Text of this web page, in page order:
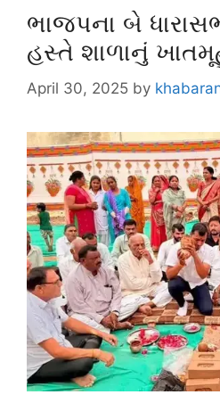
ભાજપના બે
હસ્તે શાળાનું
April 30, 2025 by